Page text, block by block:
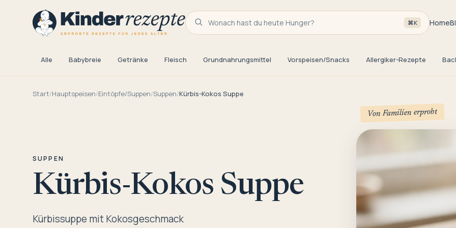
Wonach hast du heute Hunger? ⌘K Home
Alle Babybreie Getränke Fleisch Grundnahrungsmittel Vorspeisen/Snacks Allergiker-Rezepte
Start/Hauptspeisen/Eintöpfe/Suppen/Suppen/Kürbis-Kokos Suppe
SUPPEN
Kürbis-Kokos Suppe
Kürbissuppe mit Kokosgeschmack
Von Familien erprobt